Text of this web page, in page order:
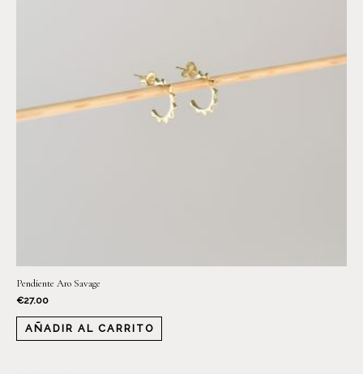
Pendiente Aro Savage
€27.00
AÑADIR AL CARRITO